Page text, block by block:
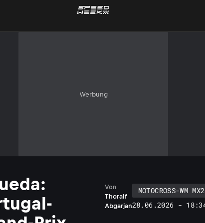
Werbung
Thoralf
Abgarjan
Von
MOTOCROSS-WM MX2
28.06.2026 -